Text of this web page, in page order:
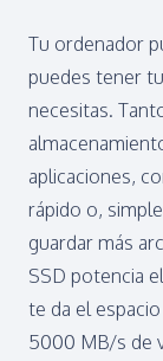
Tu ordenador
puedes tener
necesitas.
aplicaciones,
rápido o,
guardar más
SSD potencia
te da el
5000 MB/s de